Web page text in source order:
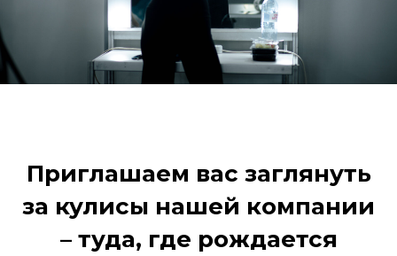
Приглашаем вас заглянуть
за кулисы нашей компании
– туда, где рождается